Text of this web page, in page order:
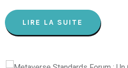
LIRE LA SUITE